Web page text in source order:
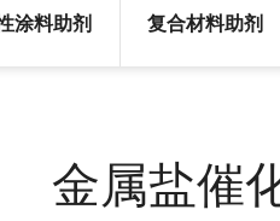
涂料助剂 复合材料助剂
金属盐催